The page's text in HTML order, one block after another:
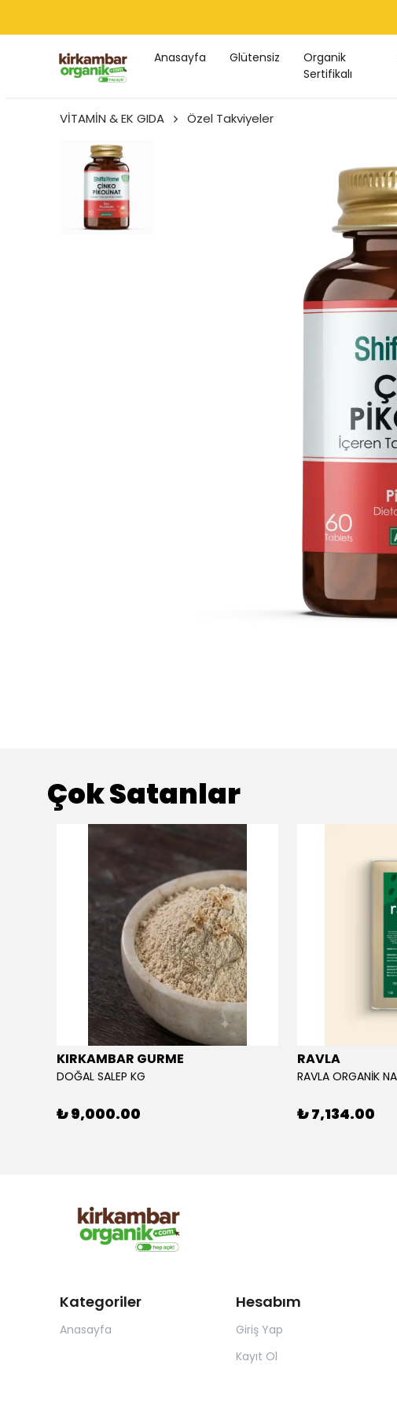
Anasayfa Glütensiz
Organik
Sertifikalı
VİTAMİN & EK GIDA Özel Takviyeler
Çok Satanlar
KIRKAMBAR GURME
DOĞAL SALEP KG
₺ 9,000.00
RAVLA
₺ 7,134.00
Kategoriler
Anasayfa
Hesabım
Giriş Yap
Kayıt Ol